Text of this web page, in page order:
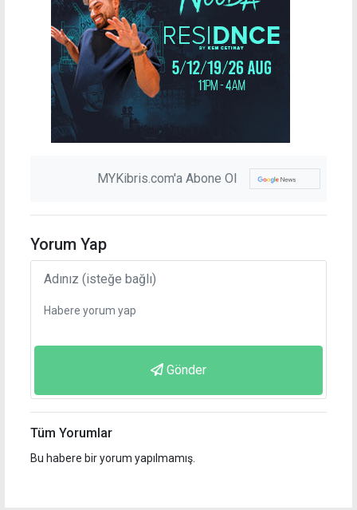
MYKibris.com'a Abone Ol
Yorum Yap
Gönder
Tüm Yorumlar
Bu habere bir yorum yapılmamış.